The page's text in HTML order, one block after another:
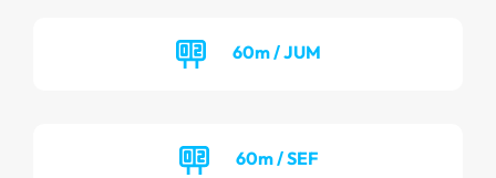
60m / JUM
60m / SEF